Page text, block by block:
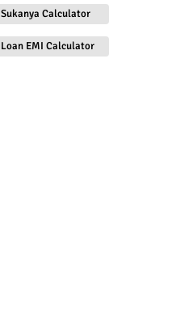
Sukanya Calculator
Loan EMI Calculator